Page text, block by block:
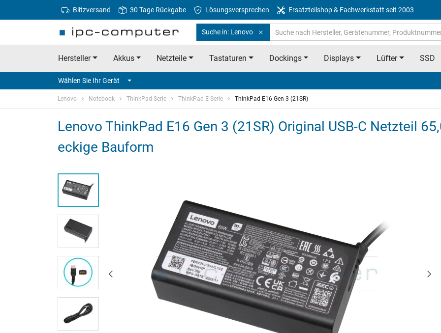
Blitzversand 30 Tage Rückgabe Lösungsversprechen Ersatzteilshop & Fachwerkstatt seit 2003
Suche in: Lenovo
Hersteller Akkus Netzteile Tastaturen Dockings Displays Lüfter SSD
Wählen Sie Ihr Gerät
Lenovo Notebook ThinkPad Serie ThinkPad E Serie ThinkPad E16 Gen 3 (21SR)
Lenovo ThinkPad E16 Gen 3 (21SR) Original USB-C Netzteil
eckige Bauform